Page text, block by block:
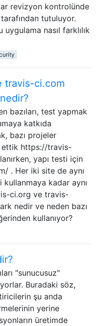
revizyon kontrolünde
tutuluyor.
uygulama nasıl farklılık
travis-ci.com
bazıları, test yapmak
katkıda
bazı projeler
ettik https://travis-
yapı testi için
. Her iki site de aynı
kullanmaya kadar aynı
ci.org ve travis-
nedir ve neden bazı
kullanıyor?
"sunucusuz"
Buradaki söz,
şu anda
yerine
üretimde